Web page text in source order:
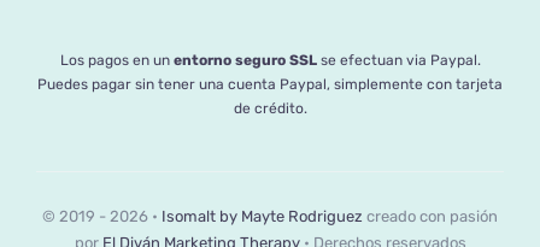
Los pagos en un entorno seguro SSLse efectuan via Paypal.
Puedes pagar sin tener una cuenta Paypal, simplemente con tarjeta
de crédito.
© 2019 - 2026 • Isomalt by Mayte Rodriguez creado con pasión
por El Diván Marketing Therapy• Derechos reservados